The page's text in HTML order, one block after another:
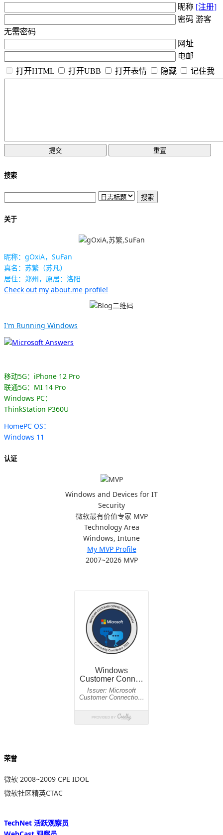
昵称 [注册]
密码 游客
无需密码
网址
电邮
打开HTML
打开UBB 打开表情 隐藏 记住我
搜索
关于
昵称：gOxiA，SuFan
真名：苏繁（苏凡）
居住：郑州，原居：洛阳
Check out my about.me profile!
I'm Running Windows
移动5G：iPhone 12 Pro
联通5G：MI 14 Pro
Windows PC：
ThinkStation P360U
HomePC OS：
Windows 11
认证
Windows and Devices for IT
Security
微软最有价值专家 MVP
Technology Area
Windows, Intune
My MVP Profile
2007~2026 MVP
荣誉
微软 2008~2009 CPE IDOL
微软社区精英CTAC
TechNet 活跃观察员